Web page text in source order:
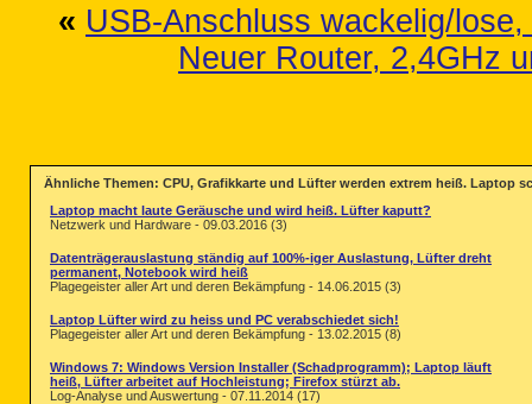
« USB-Anschluss wackelig/
Neuer Router, 2,4GHz
Ähnliche Themen: CPU, Grafikkarte und Lüfter werden extrem heiß. Laptop
Laptop macht laute Geräusche und wird heiß. Lüfter kaputt?
Netzwerk und Hardware - 09.03.2016 (3)
Datenträgerauslastung ständig auf 100%-iger Auslastung, Lüfter dreht
permanent, Notebook wird heiß
Plagegeister aller Art und deren Bekämpfung - 14.06.2015 (3)
Laptop Lüfter wird zu heiss und PC verabschiedet sich!
Plagegeister aller Art und deren Bekämpfung - 13.02.2015 (8)
Windows 7: Windows Version Installer (Schadprogramm); Laptop läuft
heiß, Lüfter arbeitet auf Hochleistung; Firefox stürzt ab.
Log-Analyse und Auswertung - 07.11.2014 (17)